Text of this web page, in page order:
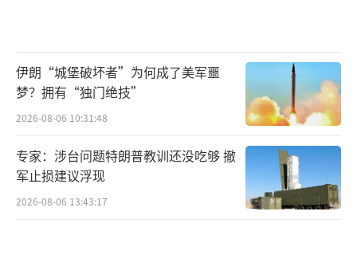
伊朗“城堡破坏者”为何成了美军噩
梦？拥有“独门绝技”
2026-08-06 10:31:48
专家：涉台问题特朗普教训还没吃够 撤
军止损建议浮现
2026-08-06 13:43:17